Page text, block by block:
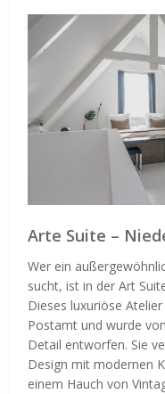
Arte Suite –
Wer ein
sucht, ist in der Art
Dieses luxuriöse
Postamt und wurde
Detail entworfen. Sie
Design mit modernen
einem Hauch von